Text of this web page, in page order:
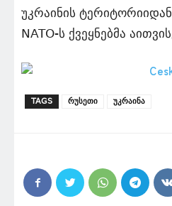
უკრაინის
NATO-ს ქვეყნებმა
TAGS რუსეთი უკრაინა